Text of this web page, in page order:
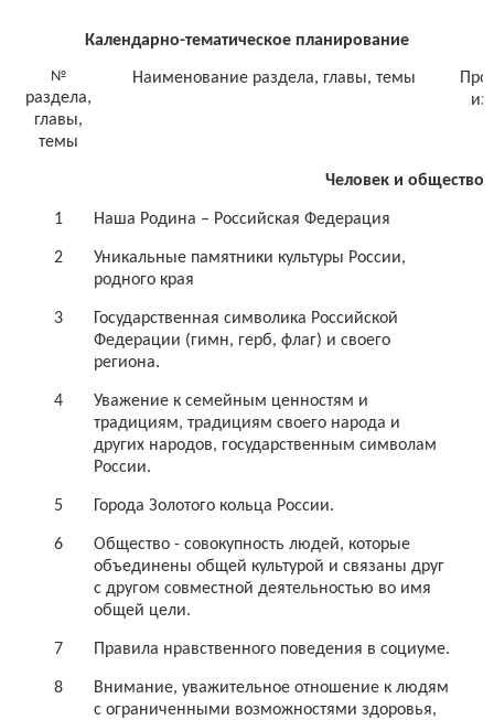
Календарно-тематическое планирование
№
раздела,
главы,
темы
Наименование раздела, главы, темы
Человек и общество
1 Наша Родина – Российская Федерация
2
Уникальные памятники культуры России,
родного края
3
Государственная символика Российской
Федерации (гимн, герб, флаг) и своего
региона.
4
Уважение к семейным ценностям и
традициям, традициям своего народа и
других народов, государственным символам
России.
5 Города Золотого кольца России.
6
Общество - совокупность людей, которые
объединены общей культурой и связаны друг
с другом совместной деятельностью во имя
общей цели.
7 Правила нравственного поведения в социуме.
8
Внимание, уважительное отношение к людям
с ограниченными возможностями здоровья,